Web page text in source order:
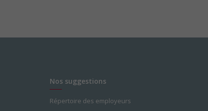
Nos suggestions
Répertoire des employeurs